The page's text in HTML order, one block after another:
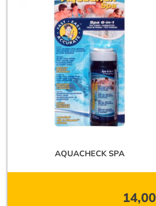
AQUACHECK SPA
14,00